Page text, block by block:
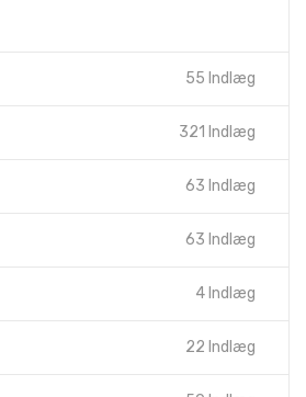
55 Indlæg
321 Indlæg
63 Indlæg
63 Indlæg
4 Indlæg
22 Indlæg